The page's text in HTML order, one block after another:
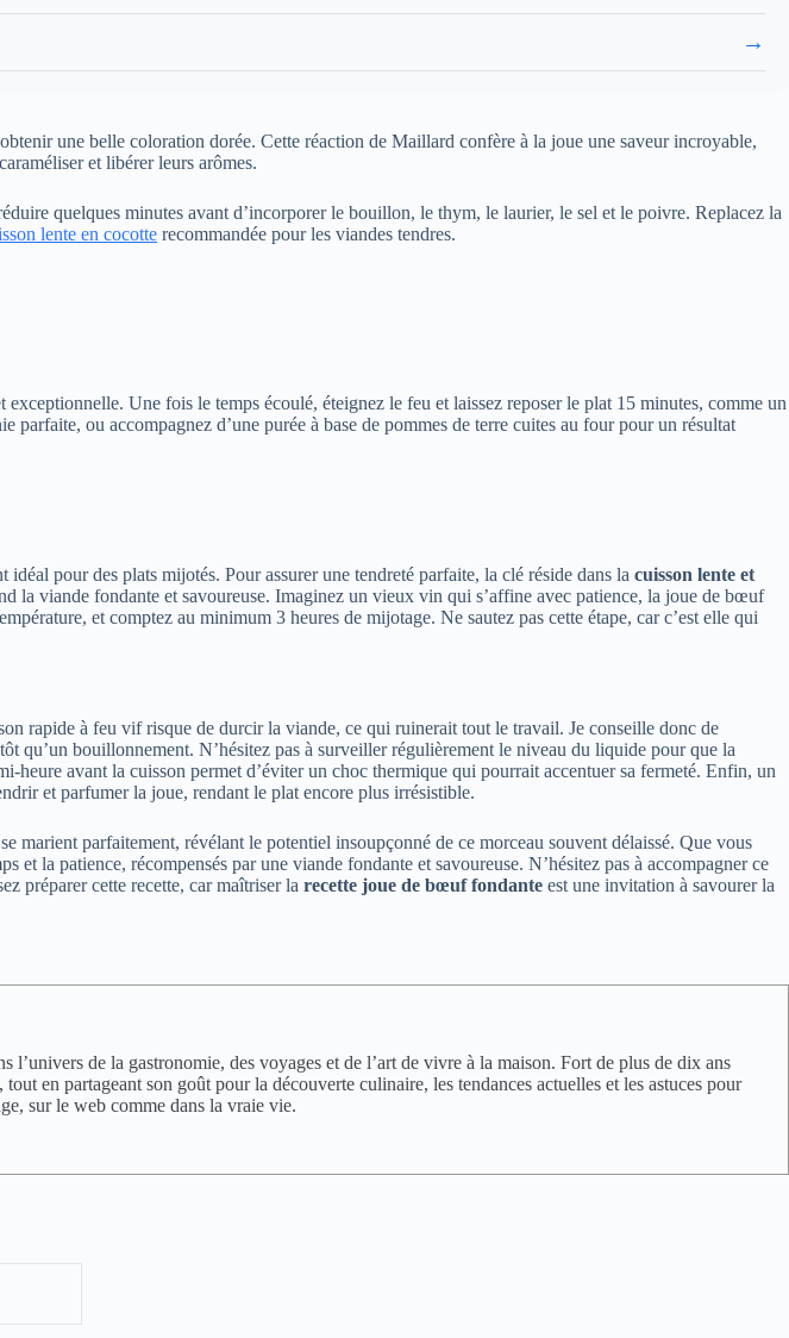
→
une belle coloration dorée. Cette réaction de Maillard confère à la joue une saveur incroyable,
et libérer leurs arômes.
quelques minutes avant d’incorporer le bouillon, le thym, le laurier, le sel et le poivre. Replacez la
lente en cocotte recommandée pour les viandes tendres.
Une fois le temps écoulé, éteignez le feu et laissez reposer le plat 15 minutes, comme un
ou accompagnez d’une purée à base de pommes de terre cuites au four pour un résultat
pour des plats mijotés. Pour assurer une tendreté parfaite, la clé réside dans la cuisson lente et
la viande fondante et savoureuse. Imaginez un vieux vin qui s’affine avec patience, la joue de bœuf
et comptez au minimum 3 heures de mijotage. Ne sautez pas cette étape, car c’est elle qui
rapide à feu vif risque de durcir la viande, ce qui ruinerait tout le travail. Je conseille donc de
qu’un bouillonnement. N’hésitez pas à surveiller régulièrement le niveau du liquide pour que la
avant la cuisson permet d’éviter un choc thermique qui pourrait accentuer sa fermeté. Enfin, un
et parfumer la joue, rendant le plat encore plus irrésistible.
parfaitement, révélant le potentiel insoupçonné de ce morceau souvent délaissé. Que vous
la patience, récompensés par une viande fondante et savoureuse. N’hésitez pas à accompagner ce
préparer cette recette, car maîtriser la recette joue de bœuf fondante est une invitation à savourer la
de la gastronomie, des voyages et de l’art de vivre à la maison. Fort de plus de dix ans
en partageant son goût pour la découverte culinaire, les tendances actuelles et les astuces pour
sur le web comme dans la vraie vie.